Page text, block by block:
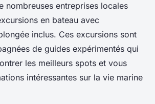
nombreuses entreprises locales
en bateau avec
inclus. Ces excursions sont
de guides expérimentés qui
les meilleurs spots et vous
intéressantes sur la vie marine